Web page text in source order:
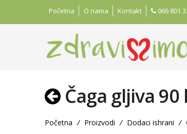
Početna O nama Kontakt 066 801
Čaga gljiva
Početna / Proizvodi / Dodaci ishrani /